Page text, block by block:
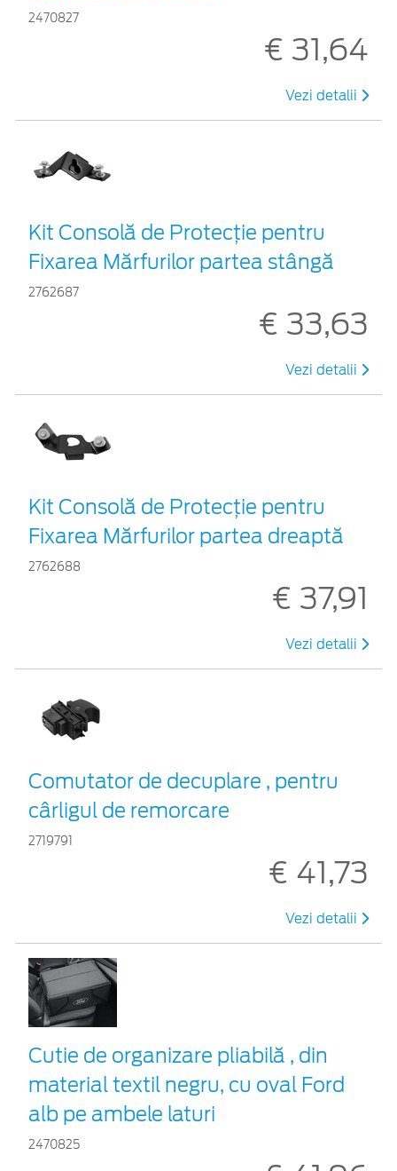
2470827
€ 31,64
Vezi detalii
Kit Consolă de Protecție pentru
Fixarea Mărfurilor partea stângă
2762687
€ 33,63
Vezi detalii
Kit Consolă de Protecție pentru
Fixarea Mărfurilor partea dreaptă
2762688
€ 37,91
Vezi detalii
Comutator de decuplare , pentru
cârligul de remorcare
2719791
€ 41,73
Vezi detalii
Cutie de organizare pliabilă , din
material textil negru, cu oval Ford
alb pe ambele laturi
2470825